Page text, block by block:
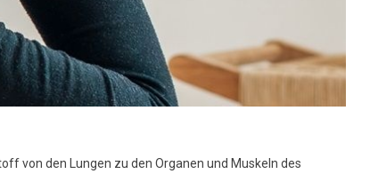
von den Lungen zu den Organen und Muskeln des